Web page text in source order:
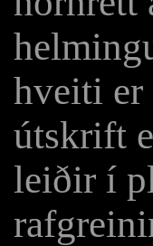
hveiti er
útskrift
leiðir í